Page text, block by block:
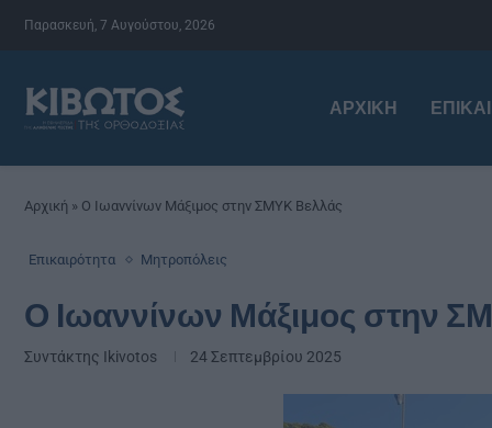
Παρασκευή, 7 Αυγούστου, 2026
ΑΡΧΙΚΉ
Αρχική » Ο Ιωαννίνων Μάξιμος στην ΣΜΥΚ Βελλάς
Επικαιρότητα Μητροπόλεις
Ο Ιωαννίνων Μάξιμος στην
Συντάκτης Ikivotos 24 Σεπτεμβρίου 2025